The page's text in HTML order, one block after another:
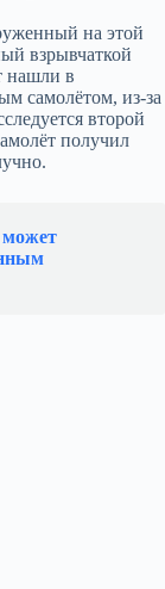
на этой
взрывчаткой
нашли в
самолётом, из‑за
второй
получил